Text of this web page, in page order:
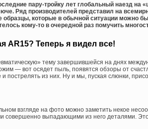
пару-тройку лет глобальный наезд на
Ряд производителей представил на
образцы, которые в обычной ситуации можно
кому-то в очередной раз помучить
AR15? Теперь я видел все!
тему завершившейся на днях
— вот осядет пыль, появятся обзоры от
и пострелять из них. Ну и мы, пуская слюнки,
взгляде на фото можно заметить некое
совершенно выпадающими из него деталями.